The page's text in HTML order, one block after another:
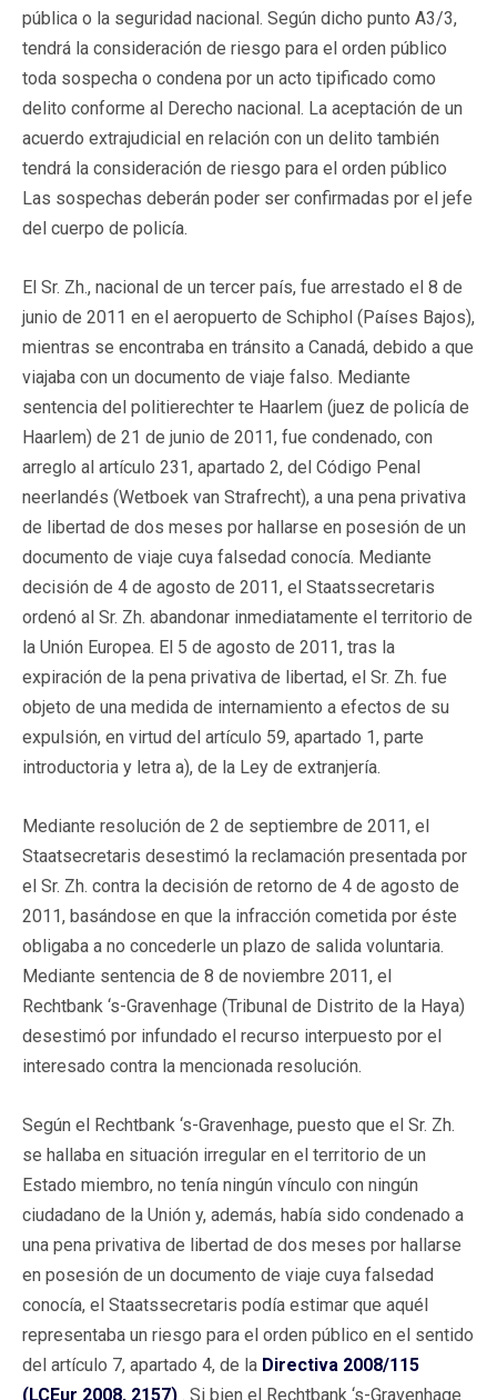
pública o la seguridad nacional. Según dicho punto A3/3,
tendrá la consideración de riesgo para el orden público
toda sospecha o condena por un acto tipificado como
delito conforme al Derecho nacional. La aceptación de un
acuerdo extrajudicial en relación con un delito también
tendrá la consideración de riesgo para el orden público
Las sospechas deberán poder ser confirmadas por el jefe
del cuerpo de policía.
El Sr. Zh., nacional de un tercer país, fue arrestado el 8 de
junio de 2011 en el aeropuerto de Schiphol (Países Bajos),
mientras se encontraba en tránsito a Canadá, debido a que
viajaba con un documento de viaje falso. Mediante
sentencia del politierechter te Haarlem (juez de policía de
Haarlem) de 21 de junio de 2011, fue condenado, con
arreglo al artículo 231, apartado 2, del Código Penal
neerlandés (Wetboek van Strafrecht), a una pena privativa
de libertad de dos meses por hallarse en posesión de un
documento de viaje cuya falsedad conocía. Mediante
decisión de 4 de agosto de 2011, el Staatssecretaris
ordenó al Sr. Zh. abandonar inmediatamente el territorio de
la Unión Europea. El 5 de agosto de 2011, tras la
expiración de la pena privativa de libertad, el Sr. Zh. fue
objeto de una medida de internamiento a efectos de su
expulsión, en virtud del artículo 59, apartado 1, parte
introductoria y letra a), de la Ley de extranjería.
Mediante resolución de 2 de septiembre de 2011, el
Staatsecretaris desestimó la reclamación presentada por
el Sr. Zh. contra la decisión de retorno de 4 de agosto de
2011, basándose en que la infracción cometida por éste
obligaba a no concederle un plazo de salida voluntaria.
Mediante sentencia de 8 de noviembre 2011, el
Rechtbank ‘s-Gravenhage (Tribunal de Distrito de la Haya)
desestimó por infundado el recurso interpuesto por el
interesado contra la mencionada resolución.
Según el Rechtbank ‘s-Gravenhage, puesto que el Sr. Zh.
se hallaba en situación irregular en el territorio de un
Estado miembro, no tenía ningún vínculo con ningún
ciudadano de la Unión y, además, había sido condenado a
una pena privativa de libertad de dos meses por hallarse
en posesión de un documento de viaje cuya falsedad
conocía, el Staatssecretaris podía estimar que aquél
representaba un riesgo para el orden público en el sentido
del artículo 7, apartado 4, de la Directiva 2008/115
(LCEur 2008, 2157) . Si bien el Rechtbank ‘s-Gravenhage